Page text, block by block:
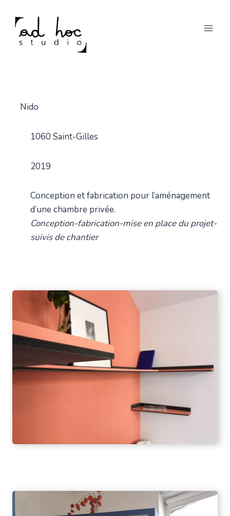
content
Nido
1060 Saint-Gilles
2019
Conception et fabrication pour l’aménagement
d’une chambre privée.
Conception-fabrication-mise en place du projet-
suivis de chantier